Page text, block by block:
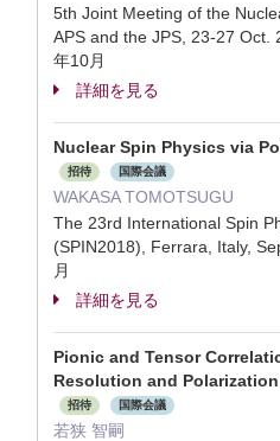
5th Joint Meeting of the
APS and the JPS, 23-27
年10月
詳細を見る
Nuclear Spin Physics via
招待 国際会議
WAKASA TOMOTSUGU
The 23rd International Spin
(SPIN2018), Ferrara, Italy,
月
詳細を見る
Pionic and Tensor
Resolution and
招待 国際会議
若狭 智嗣